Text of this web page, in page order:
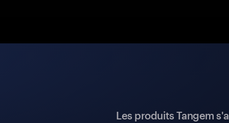
Les produits Tangem